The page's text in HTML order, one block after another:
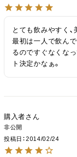
とても飲みやすく、
最初は一人で飲ん
るのですぐなくな
ト決定かなぁ。
購入者
非公開
投稿日
2014/02/24